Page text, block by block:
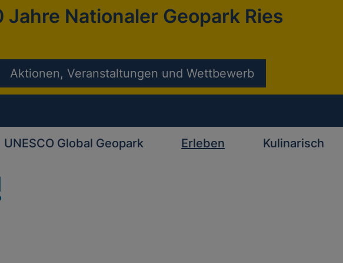
Jahre Nationaler Geopark Ries
Aktionen, Veranstaltungen und Wettbewerb
UNESCO Global Geopark Erleben Kulinarisch